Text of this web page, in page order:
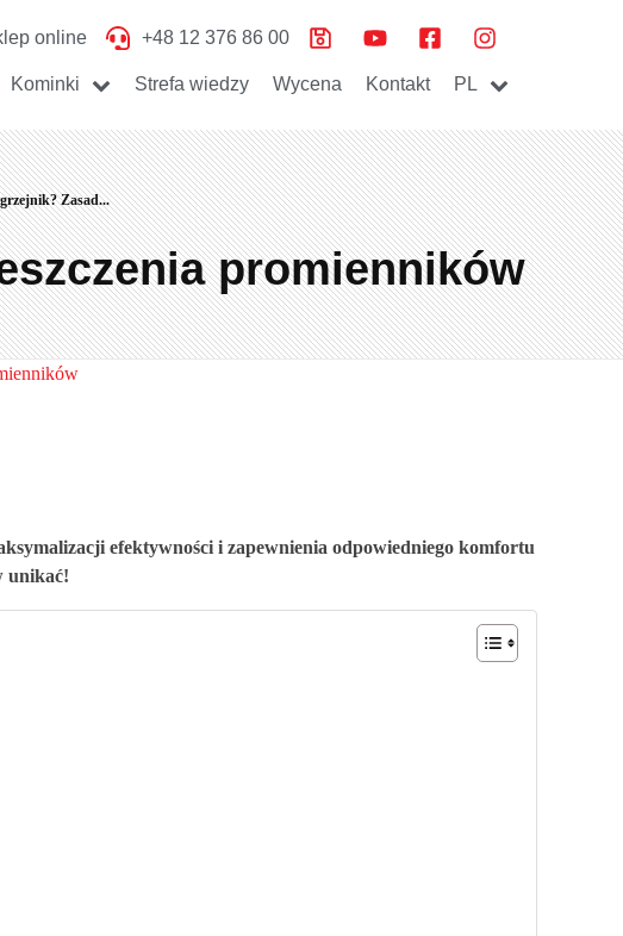
online +48 12 376 86 00
Kominki Strefa wiedzy Wycena Kontakt PL
Zasad...
promienników
efektywności i zapewnienia odpowiedniego komfortu
unikać!